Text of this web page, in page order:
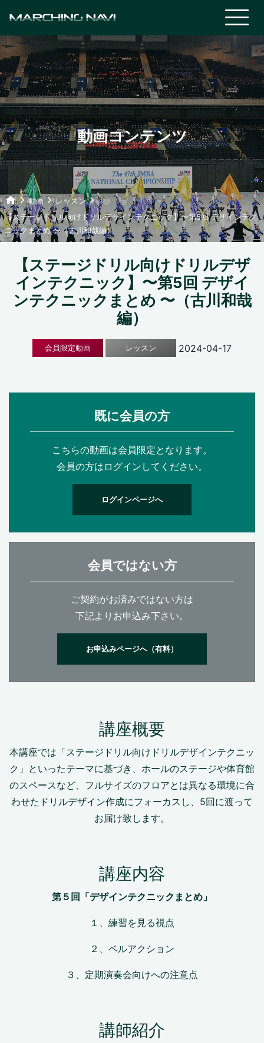
動画コンテンツ
homekeyboard_arrow_right動画keyboard_arrow_rightレッスンkeyboard_arrow_right
【ステージドリル向けドリルデザインテクニック】〜第5回 デザインテク
ニックまとめ 〜（古川和哉編）
【ステージドリル向けドリルデザ
インテクニック】〜第5回 デザイ
ンテクニックまとめ 〜（古川和哉
編）
会員限定動画 レッスン 2024-04-17
既に会員の方
こちらの動画は会員限定となります。
会員の方はログインしてください。
ログインページへ
会員ではない方
ご契約がお済みではない方は
下記よりお申込み下さい。
お申込みページへ（有料）
講座概要
本講座では「ステージドリル向けドリルデザインテクニッ
ク」といったテーマに基づき、ホールのステージや体育館
のスペースなど、フルサイズのフロアとは異なる環境に合
わせたドリルデザイン作成にフォーカスし、5回に渡って
お届け致します。
講座内容
第５回「デザインテクニックまとめ 」
１、練習を見る視点
２、ベルアクション
３、定期演奏会向けへの注意点
講師紹介